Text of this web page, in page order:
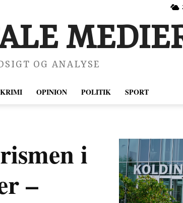
OG ANALYSE
KRIMI OPINION POLITIK SPORT
i
–